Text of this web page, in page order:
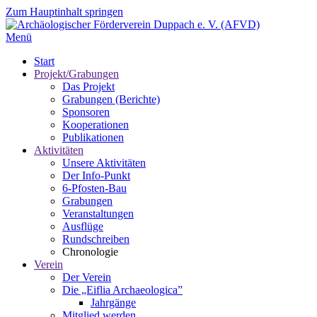
Zum Hauptinhalt springen
Menü
Start
Projekt/Grabungen
Das Projekt
Grabungen (Berichte)
Sponsoren
Kooperationen
Publikationen
Aktivitäten
Unsere Aktivitäten
Der Info-Punkt
6-Pfosten-Bau
Grabungen
Veranstaltungen
Ausflüge
Rundschreiben
Chronologie
Verein
Der Verein
Die „Eiflia Archaeologica”
Jahrgänge